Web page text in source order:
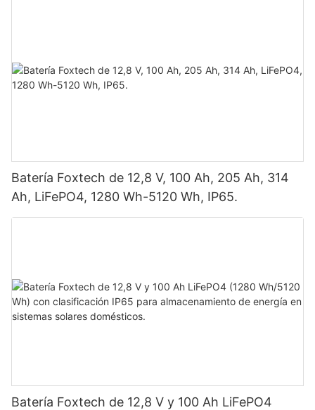
Batería Foxtech de 12,8 V, 100 Ah, 205 Ah, 314
Ah, LiFePO4, 1280 Wh-5120 Wh, IP65.
Batería Foxtech de 12,8 V y 100 Ah LiFePO4